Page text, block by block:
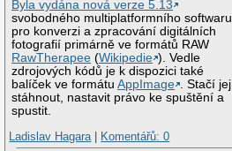
Byla vydána nová verze 5.13
svobodného multiplatformního softwaru
pro konverzi a zpracování digitálních
fotografií primárně ve formátů RAW
RawTherapee (Wikipedie ). Vedle
zdrojových kódů je k dispozici také
balíček ve formátuAppImage
. Stačí jej
stáhnout, nastavit právo ke spuštění a
spustit.
Ladislav Hagara| Komentářů: 0